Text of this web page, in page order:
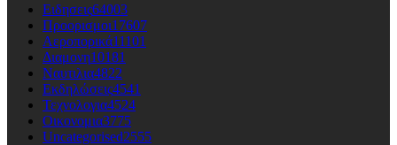
Ειδησεις64003
Προορισμοι17607
Αεροπορικά11101
Διαμονη10181
Ναυτιλια4822
Εκδηλώσεις4541
Τεχνολογια4524
Οικονομια3775
Uncategorised2555